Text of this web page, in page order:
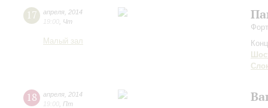
17 апреля 2014
19:00 Чт
Малый зал
18 апреля 2014
19:00 Пт